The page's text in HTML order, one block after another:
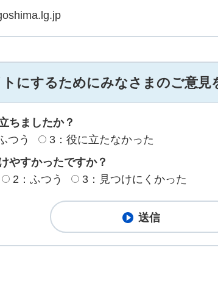
にするためにみなさまのご意見
ちましたか？
つう
3：役に立たなかった
やすかったですか？
2：ふつう 3：見つけにくかった